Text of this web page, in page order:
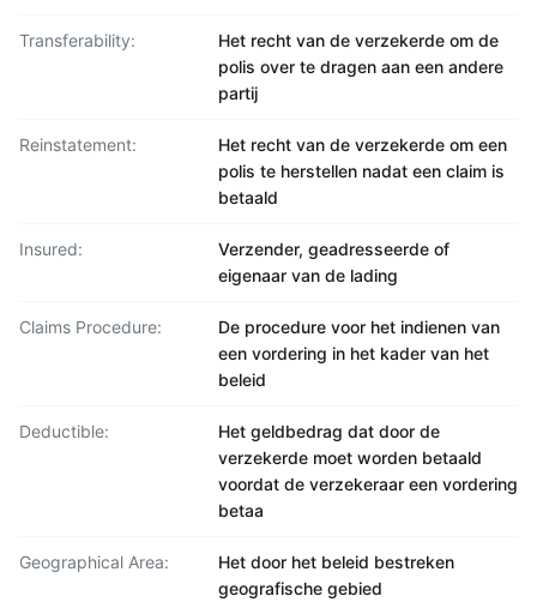
Transferability:
Het recht van de verzekerde om de
polis over te dragen aan een andere
partij
Reinstatement:
Het recht van de verzekerde om een
polis te herstellen nadat een claim is
betaald
Insured:
Verzender, geadresseerde of
eigenaar van de lading
Claims Procedure:
De procedure voor het indienen van
een vordering in het kader van het
beleid
Deductible:
Het geldbedrag dat door de
verzekerde moet worden betaald
voordat de verzekeraar een vordering
betaa
Geographical Area:
Het door het beleid bestreken
geografische gebied